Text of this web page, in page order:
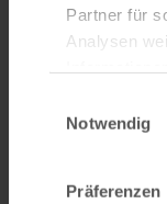
Partner für
Analysen
haben oder
Notwendig
Präferenzen